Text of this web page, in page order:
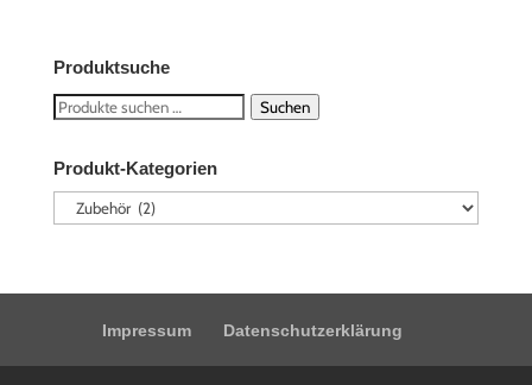
Produktsuche
Suchen
Suchen
Produkt-Kategorien
Impressum Datenschutzerklärung